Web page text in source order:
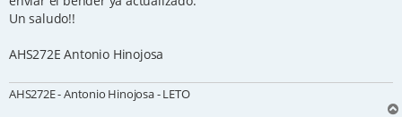
Un saludo!!
AHS272E Antonio Hinojosa
AHS272E - Antonio Hinojosa - LETO